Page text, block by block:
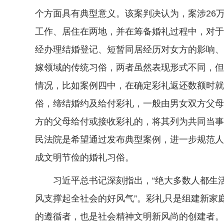
个方面具有典型意义。该案判决认为，案涉26
工作、居住在两地，并在筹备婚礼过程中，对
经办理结婚登记、短暂同居经历对女方的影响
嫁领域的传统习俗，两者虽然表现形式不同，
情况，比如案例四中，在确定彩礼返还数额时
俗，缔结婚约及给付彩礼，一般由男女双方父
方的父母给付或接收彩礼的，将其列为共同当
民法院是希望通过发布典型案例，进一步规范
成文明节俭的婚礼习俗。
习近平总书记深刻指出，“绝大多数人都生
风支撑起全社会的好风气”。彩礼只是组建新
的遵循者，也是社会精神文明新风尚的创建者